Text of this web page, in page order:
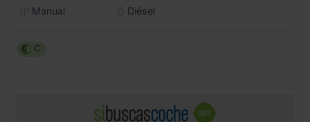
Manual Diésel
C